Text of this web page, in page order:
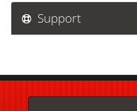
Support